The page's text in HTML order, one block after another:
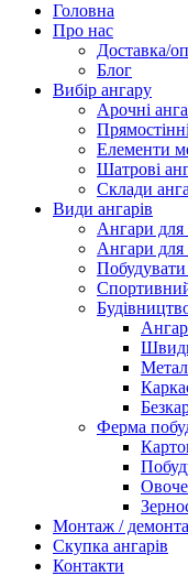
Головна
Про нас
Доставка/
Блог
Вибір ангару
Арочні
Елементи
Шатрові
Склади
Види ангарів
Ангари для
Ангари для
Ферма
Монтаж /
Скупка ангарів
Контакти